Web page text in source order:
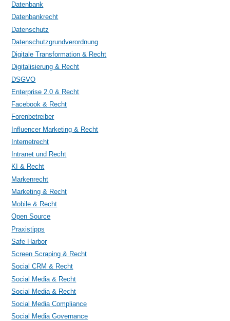
Datenbank
Datenbankrecht
Datenschutz
Datenschutzgrundverordnung
Digitale Transformation & Recht
Digitalisierung & Recht
DSGVO
Enterprise 2.0 & Recht
Facebook & Recht
Forenbetreiber
Influencer Marketing & Recht
Internetrecht
Intranet und Recht
KI & Recht
Markenrecht
Marketing & Recht
Mobile & Recht
Open Source
Praxistipps
Safe Harbor
Screen Scraping & Recht
Social CRM & Recht
Social Media & Recht
Social Media & Recht
Social Media Compliance
Social Media Governance